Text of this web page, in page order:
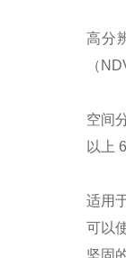
高分
（
空间
以上
适用
可以
坚固